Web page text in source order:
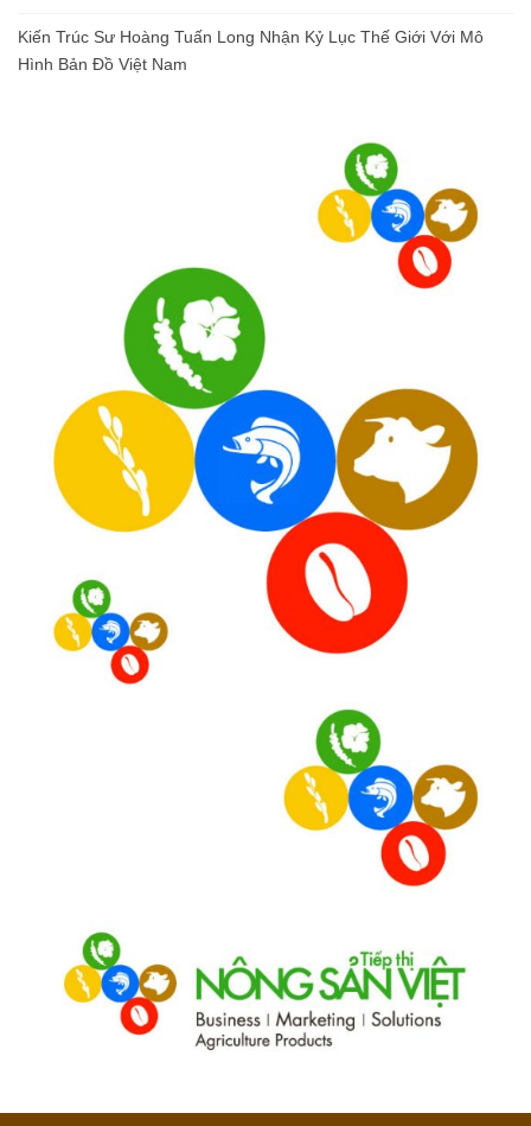
Kiến Trúc Sư Hoàng Tuấn Long Nhận Kỷ Lục Thế Giới Với Mô
Hình Bản Đồ Việt Nam